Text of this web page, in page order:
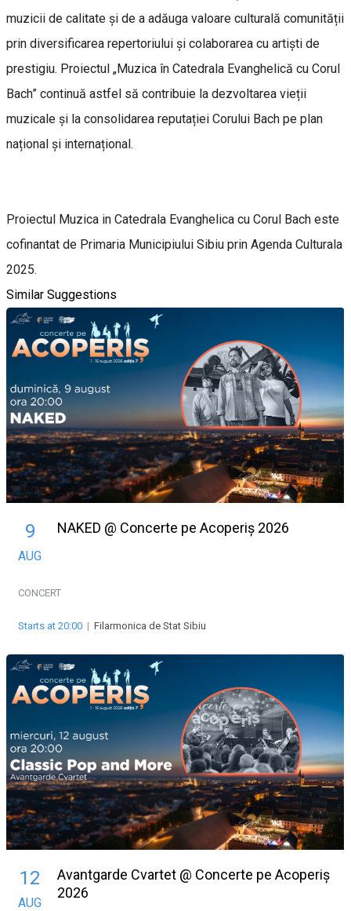
muzicii de calitate și de a adăuga valoare culturală comunității
prin diversificarea repertoriului și colaborarea cu artiști de
prestigiu. Proiectul „Muzica în Catedrala Evanghelică cu Corul
Bach” continuă astfel să contribuie la dezvoltarea vieții
muzicale și la consolidarea reputației Corului Bach pe plan
național și internațional.
Proiectul Muzica in Catedrala Evanghelica cu Corul Bach este
cofinantat de Primaria Municipiului Sibiu prin Agenda Culturala
2025.
Similar Suggestions
9
AUG
NAKED @ Concerte pe Acoperiș 2026
CONCERT
Starts at 20:00 | Filarmonica de Stat Sibiu
12
AUG
Avantgarde Cvartet @ Concerte pe Acoperiș
2026